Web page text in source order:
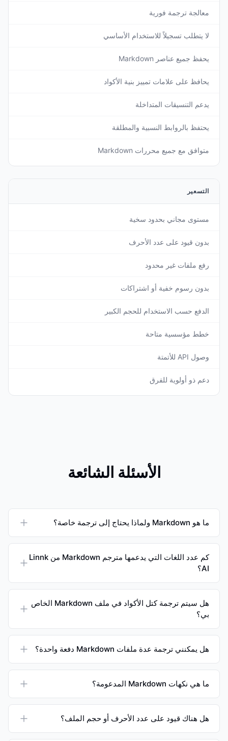
معالجة ترجمة فورية
لا يتطلب تسجيلاً للاستخدام الأساسي
يحفظ جميع عناصر Markdown
يحافظ على علامات تمييز بنية الأكواد
يدعم التنسيقات المتداخلة
يحتفظ بالروابط النسبية والمطلقة
متوافق مع جميع محررات Markdown
التسعير
مستوى مجاني بحدود سخية
بدون قيود على عدد الأحرف
رفع ملفات غير محدود
بدون رسوم خفية أو اشتراكات
الدفع حسب الاستخدام للحجم الكبير
خطط مؤسسية متاحة
وصول API للأتمتة
دعم ذو أولوية للفرق
الأسئلة الشائعة
ما هو Markdown ولماذا يحتاج إلى ترجمة خاصة؟
كم عدد اللغات التي يدعمها مترجم Markdown من Linnk
AI؟
هل سيتم ترجمة كتل الأكواد في ملف Markdown الخاص
بي؟
هل يمكنني ترجمة عدة ملفات Markdown دفعة واحدة؟
ما هي نكهات Markdown المدعومة؟
هل هناك قيود على عدد الأحرف أو حجم الملف؟